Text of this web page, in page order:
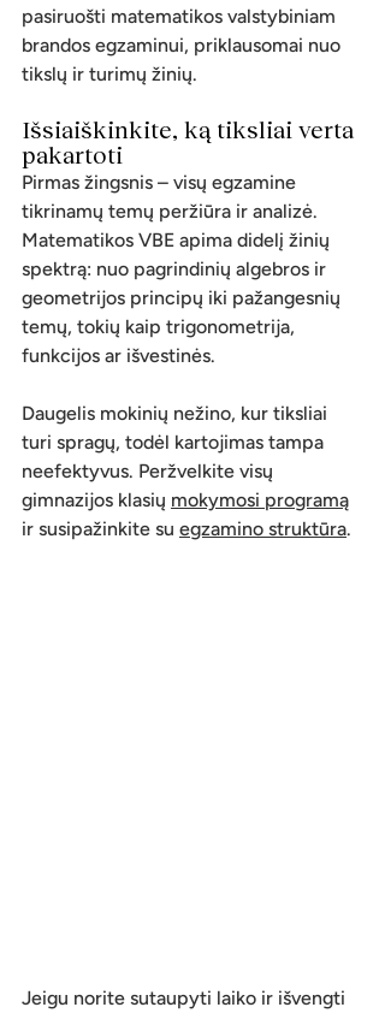
pasiruošti matematikos valstybiniam
brandos egzaminui, priklausomai nuo
tikslų ir turimų žinių.
Išsiaiškinkite, ką tiksliai verta
pakartoti
Pirmas žingsnis – visų egzamine
tikrinamų temų peržiūra ir analizė.
Matematikos VBE apima didelį žinių
spektrą: nuo pagrindinių algebros ir
geometrijos principų iki pažangesnių
temų, tokių kaip trigonometrija,
funkcijos ar išvestinės.
Daugelis mokinių nežino, kur tiksliai
turi spragų, todėl kartojimas tampa
neefektyvus. Peržvelkite visų
gimnazijos klasių mokymosi programą
ir susipažinkite su egzamino struktūra.
Jeigu norite sutaupyti laiko ir išvengti